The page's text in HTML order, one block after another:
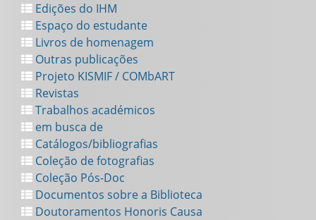
Edições do IHM
Espaço do estudante
Livros de homenagem
Outras publicações
Projeto KISMIF / COMbART
Revistas
Trabalhos académicos
em busca de
Catálogos/bibliografias
Coleção de fotografias
Coleção Pós-Doc
Documentos sobre a Biblioteca
Doutoramentos Honoris Causa